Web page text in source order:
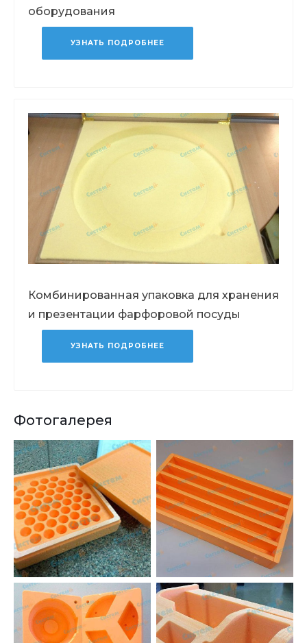
оборудования
УЗНАТЬ ПОДРОБНЕЕ
Комбинированная упаковка для хранения
и презентации фарфоровой посуды
УЗНАТЬ ПОДРОБНЕЕ
Фотогалерея